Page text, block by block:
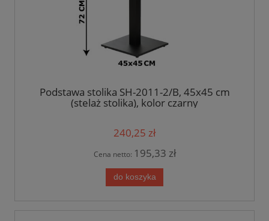
Podstawa stolika SH-2011-2/B, 45x45 cm
(stelaż stolika), kolor czarny
240,25 zł
Cena netto: 195,33 zł
do koszyka